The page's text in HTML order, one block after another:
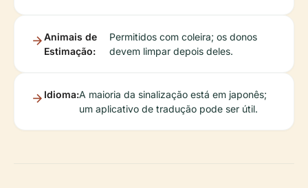
Animais de
Estimação:
Permitidos com coleira; os donos
devem limpar depois deles.
Idioma:A maioria da sinalização está em japonês;
um aplicativo de tradução pode ser útil.